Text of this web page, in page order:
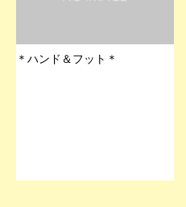
＊ハンド＆フット＊